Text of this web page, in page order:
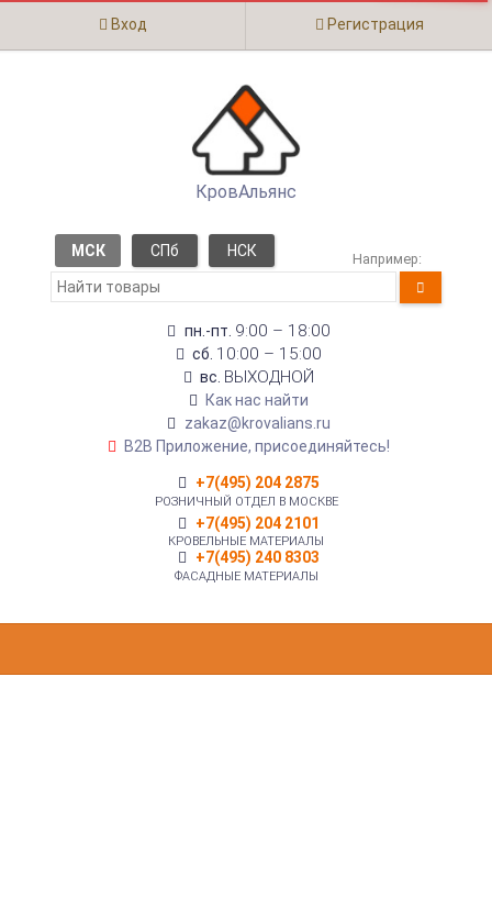
Вход Регистрация
КровАльянс
МСК СПб НСК Например:
пн.-пт. 9:00 – 18:00
сб. 10:00 – 15:00
вс. ВЫХОДНОЙ
Как нас найти
zakaz@krovalians.ru
B2B Приложение, присоединяйтесь!
+7(495) 204 2875
РОЗНИЧНЫЙ ОТДЕЛ В МОСКВЕ
+7(495) 204 2101
КРОВЕЛЬНЫЕ МАТЕРИАЛЫ
+7(495) 240 8303
ФАСАДНЫЕ МАТЕРИАЛЫ